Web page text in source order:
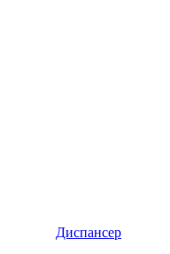
Диспансер